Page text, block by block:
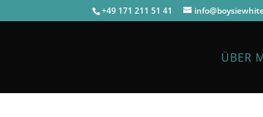
+49 171 211 51 41
ÜBER